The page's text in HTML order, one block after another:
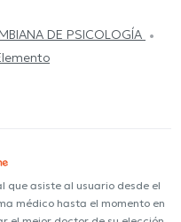
DE PSICOLOGÍA
que asiste al usuario desde el
médico hasta el momento en